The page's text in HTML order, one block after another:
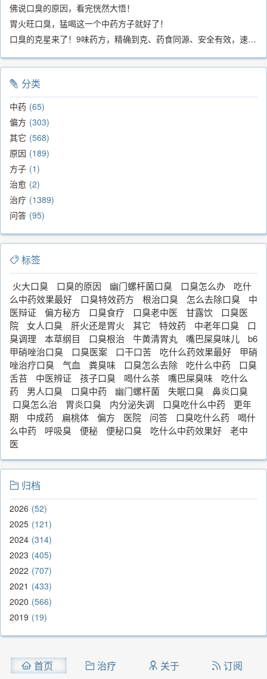
佛说口臭的原因，看完恍然大悟！
胃火旺口臭，猛喝这一个中药方子就好了！
口臭的克星来了！9味药方，精确到克、药食同源、安全有效，速看！
分类
中药 65
偏方 303
其它 568
原因 189
方子 1
治愈 2
治疗 1389
问答 95
标签
火大口臭 口臭的原因 幽门螺杆菌口臭 口臭怎么办
吃什
么中药效果最好
口臭特效药方 根治口臭 怎么去除口臭
中
医辩证
偏方秘方 口臭食疗 口臭老中医 甘露饮
口臭医
院
女人口臭 肝火还是胃火 其它 特效药 中老年口臭
口
臭调理
本草纲目 口臭根治 牛黄清胃丸 嘴巴屎臭味儿
b6
甲硝唑治口臭
口臭医案 口干口苦 吃什么药效果最好
甲硝
唑治疗口臭
气血 粪臭味 口臭怎么去除 吃什么中药
口臭
舌苔
中医辨证 孩子口臭 喝什么茶 嘴巴屎臭味
吃什么
药
男人口臭 口臭中药 幽门螺杆菌 失眠口臭
鼻炎口臭
口臭怎么治
胃炎口臭 内分泌失调 口臭吃什么中药
更年
期
中成药 扁桃体 偏方 医院 问答 口臭吃什么药
喝什
么中药
呼吸臭 便秘 便秘口臭 吃什么中药效果好
老中
医
归档
2026 52
2025 121
2024 314
2023 405
2022 707
2021
433
2020 566
2019 19
首页 治疗 关于 订阅